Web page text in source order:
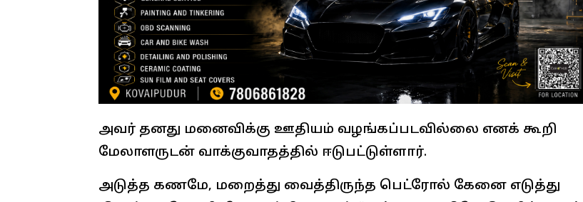
அவர் தனது மனைவிக்கு ஊதியம் வழங்கப்படவில்லை எனக் கூறி
மேலாளருடன் வாக்குவாதத்தில் ஈடுபட்டுள்ளார்.
அடுத்த கணமே, மறைத்து வைத்திருந்த பெட்ரோல் கேனை எடுத்து